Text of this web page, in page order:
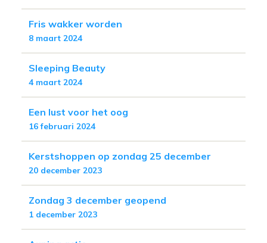
Fris wakker worden
8 maart 2024
Sleeping Beauty
4 maart 2024
Een lust voor het oog
16 februari 2024
Kerstshoppen op zondag 25 december
20 december 2023
Zondag 3 december geopend
1 december 2023